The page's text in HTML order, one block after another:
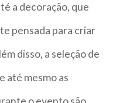
a decoração, que
pensada para criar
disso, a seleção de
até mesmo as